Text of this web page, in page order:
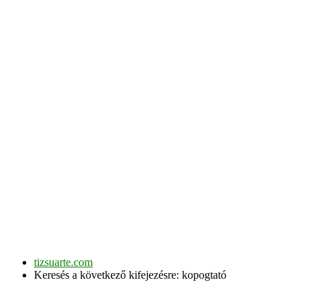
tizsuarte.com
Keresés a következő kifejezésre: kopogtató